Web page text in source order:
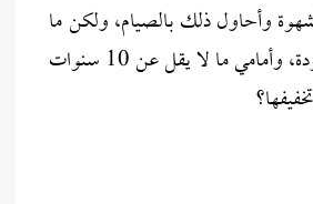
وأحاول ذلك بالصيام، ولكن ما
زالت الشهوة موجودة، وأمامي ما لا يقل عن 10 سنوات